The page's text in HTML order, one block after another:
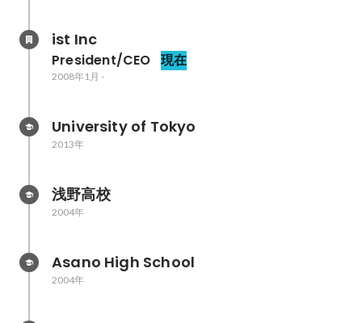
ist Inc
President/CEO 現在
2008年1月 -
University of Tokyo
2013年
浅野高校
2004年
Asano High School
2004年